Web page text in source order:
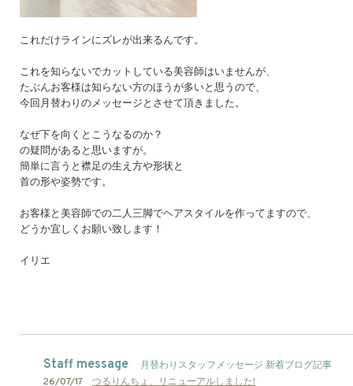
これだけラインにズレが出来るんです。
これを知らないでカットしている美容師はいませんが、
たぶんお客様は知らない方のほうが多いと思うので、
今回月替わりのメッセージとさせて頂きました。
なぜ下を向くとこうなるのか？
の疑問があると思いますが。
簡単に言うと襟足の生え方や形状と
首の形や姿勢です。
お客様と美容師での二人三脚でヘアスタイルを作ってますので、
どうか宜しくお願い致します！
イリエ
Staff message
月替わりスタッフメッセージ 新着ブログ記事
26/07/17 つるりんちょ、リニューアルしました!